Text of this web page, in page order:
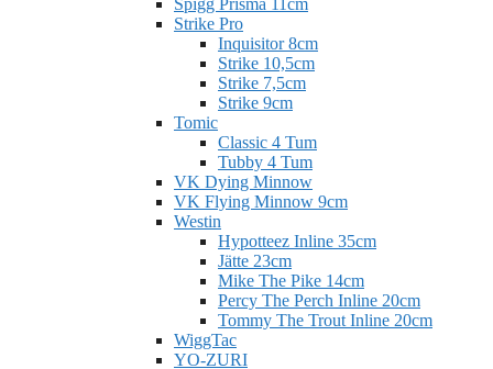
Strike Pro
Inquisitor 8cm
Strike 10,5cm
Strike 7,5cm
Strike 9cm
Tomic
Classic 4 Tum
Tubby 4 Tum
VK Dying Minnow
VK Flying Minnow 9cm
Westin
Hypotteez Inline 35cm
Jätte 23cm
Mike The Pike 14cm
Percy The Perch Inline 20cm
Tommy The Trout Inline 20cm
WiggTac
YO-ZURI